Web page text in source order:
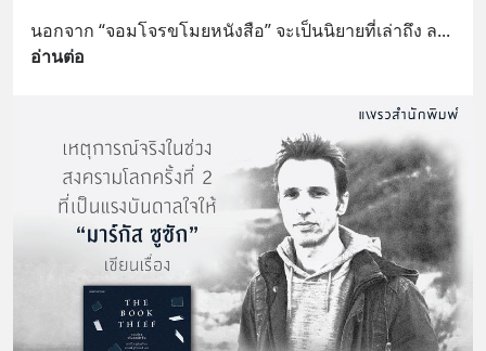
นอกจาก “จอมโจรขโมยหนังสือ” จะเป็นนิยายที่เล่าถึง ล
อ่านต่อ